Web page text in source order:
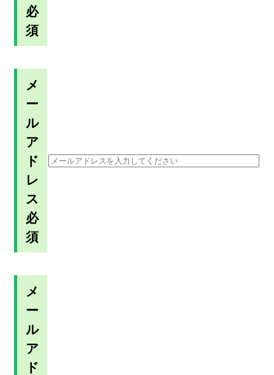
必
須
メ
ー
ル
ア
ド
レ
ス
必
須
メ
ー
ル
ア
ド